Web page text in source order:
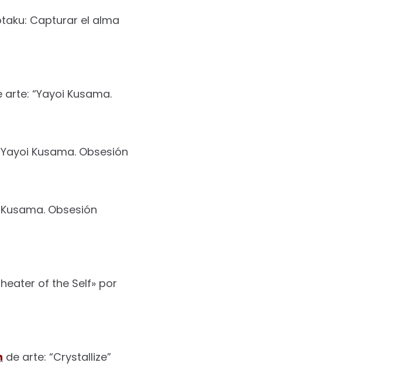
Capturar el alma
arte: “Yayoi Kusama.
Kusama. Obsesión
Obsesión
of the Self» por
de arte: “Crystallize”